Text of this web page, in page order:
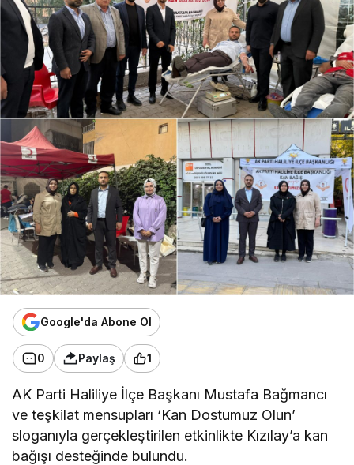
Google'da Abone Ol
0 Paylaş 1
AK Parti Haliliye İlçe Başkanı Mustafa Bağmancı
ve teşkilat mensupları ‘Kan Dostumuz Olun’
sloganıyla gerçekleştirilen etkinlikte Kızılay’a kan
bağışı desteğinde bulundu.